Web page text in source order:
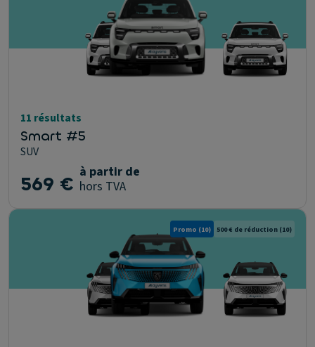
11 résultats
Smart #5
SUV
569 € à partir de
hors TVA
Promo (10) 500 € de réduction (10)